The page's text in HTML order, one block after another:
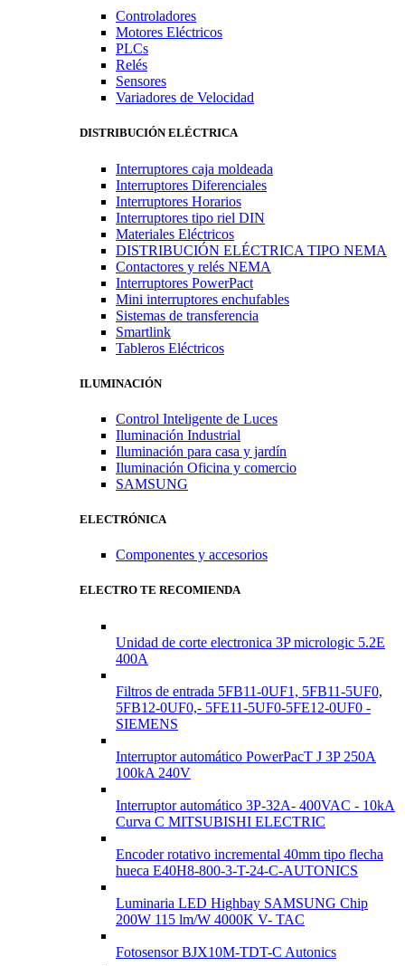
Controladores
Motores Eléctricos
PLCs
Relés
Sensores
Variadores de Velocidad
DISTRIBUCIÓN ELÉCTRICA
Interruptores caja moldeada
Interruptores Diferenciales
Interruptores Horarios
Interruptores tipo riel DIN
Materiales Eléctricos
DISTRIBUCIÓN ELÉCTRICA TIPO NEMA
Contactores y relés NEMA
Interruptores PowerPact
Mini interruptores enchufables
Sistemas de transferencia
Smartlink
Tableros Eléctricos
ILUMINACIÓN
Control Inteligente de Luces
Iluminación Industrial
Iluminación para casa y jardín
Iluminación Oficina y comercio
SAMSUNG
ELECTRÓNICA
Componentes y accesorios
ELECTRO TE RECOMIENDA
Unidad de corte electronica 3P micrologic 5.2E
400A
Filtros de entrada 5FB11-0UF1, 5FB11-5UF0,
5FB12-0UF0,- 5FE11-5UF0-5FE12-0UF0 -
SIEMENS
Interruptor automático PowerPacT J 3P 250A
100kA 240V
Interruptor automático 3P-32A- 400VAC - 10kA
Curva C MITSUBISHI ELECTRIC
Encoder rotativo incremental 40mm tipo flecha
hueca E40H8-800-3-T-24-C-AUTONICS
Luminaria LED Highbay SAMSUNG Chip
200W 115 lm/W 4000K V- TAC
Fotosensor BJX10M-TDT-C Autonics